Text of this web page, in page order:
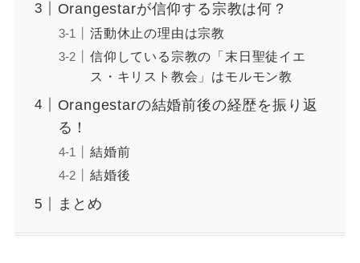
Orangestarが信仰する宗教は何？
活動休止の理由は宗教
信仰している宗教の「末日聖徒イエ
ス・キリスト教会」はモルモン教
Orangestarの結婚前後の経歴を振り返
る！
結婚前
結婚後
まとめ